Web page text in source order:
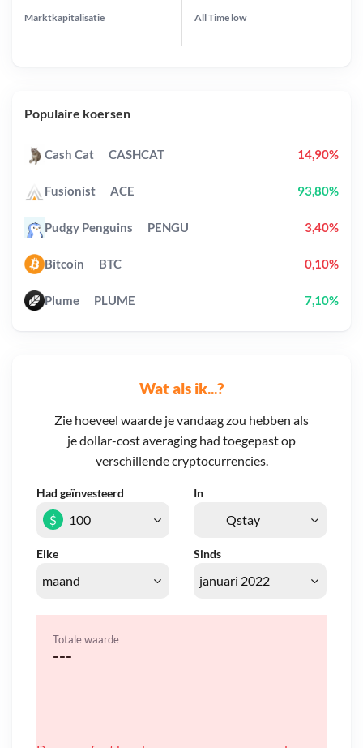
Wat als ik...?
Zie hoeveel waarde je vandaag zou hebben als
je dollar-cost averaging had toegepast op
verschillende cryptocurrencies.
Had geïnvesteerd In
Elke Sinds
$
Totale waarde
---
Marktkapitalisatie All Time low
Populaire koersen
Cash Cat CASHCAT 14,90%
Fusionist ACE 93,80%
Pudgy Penguins PENGU 3,40%
Bitcoin BTC 0,10%
Plume PLUME 7,10%